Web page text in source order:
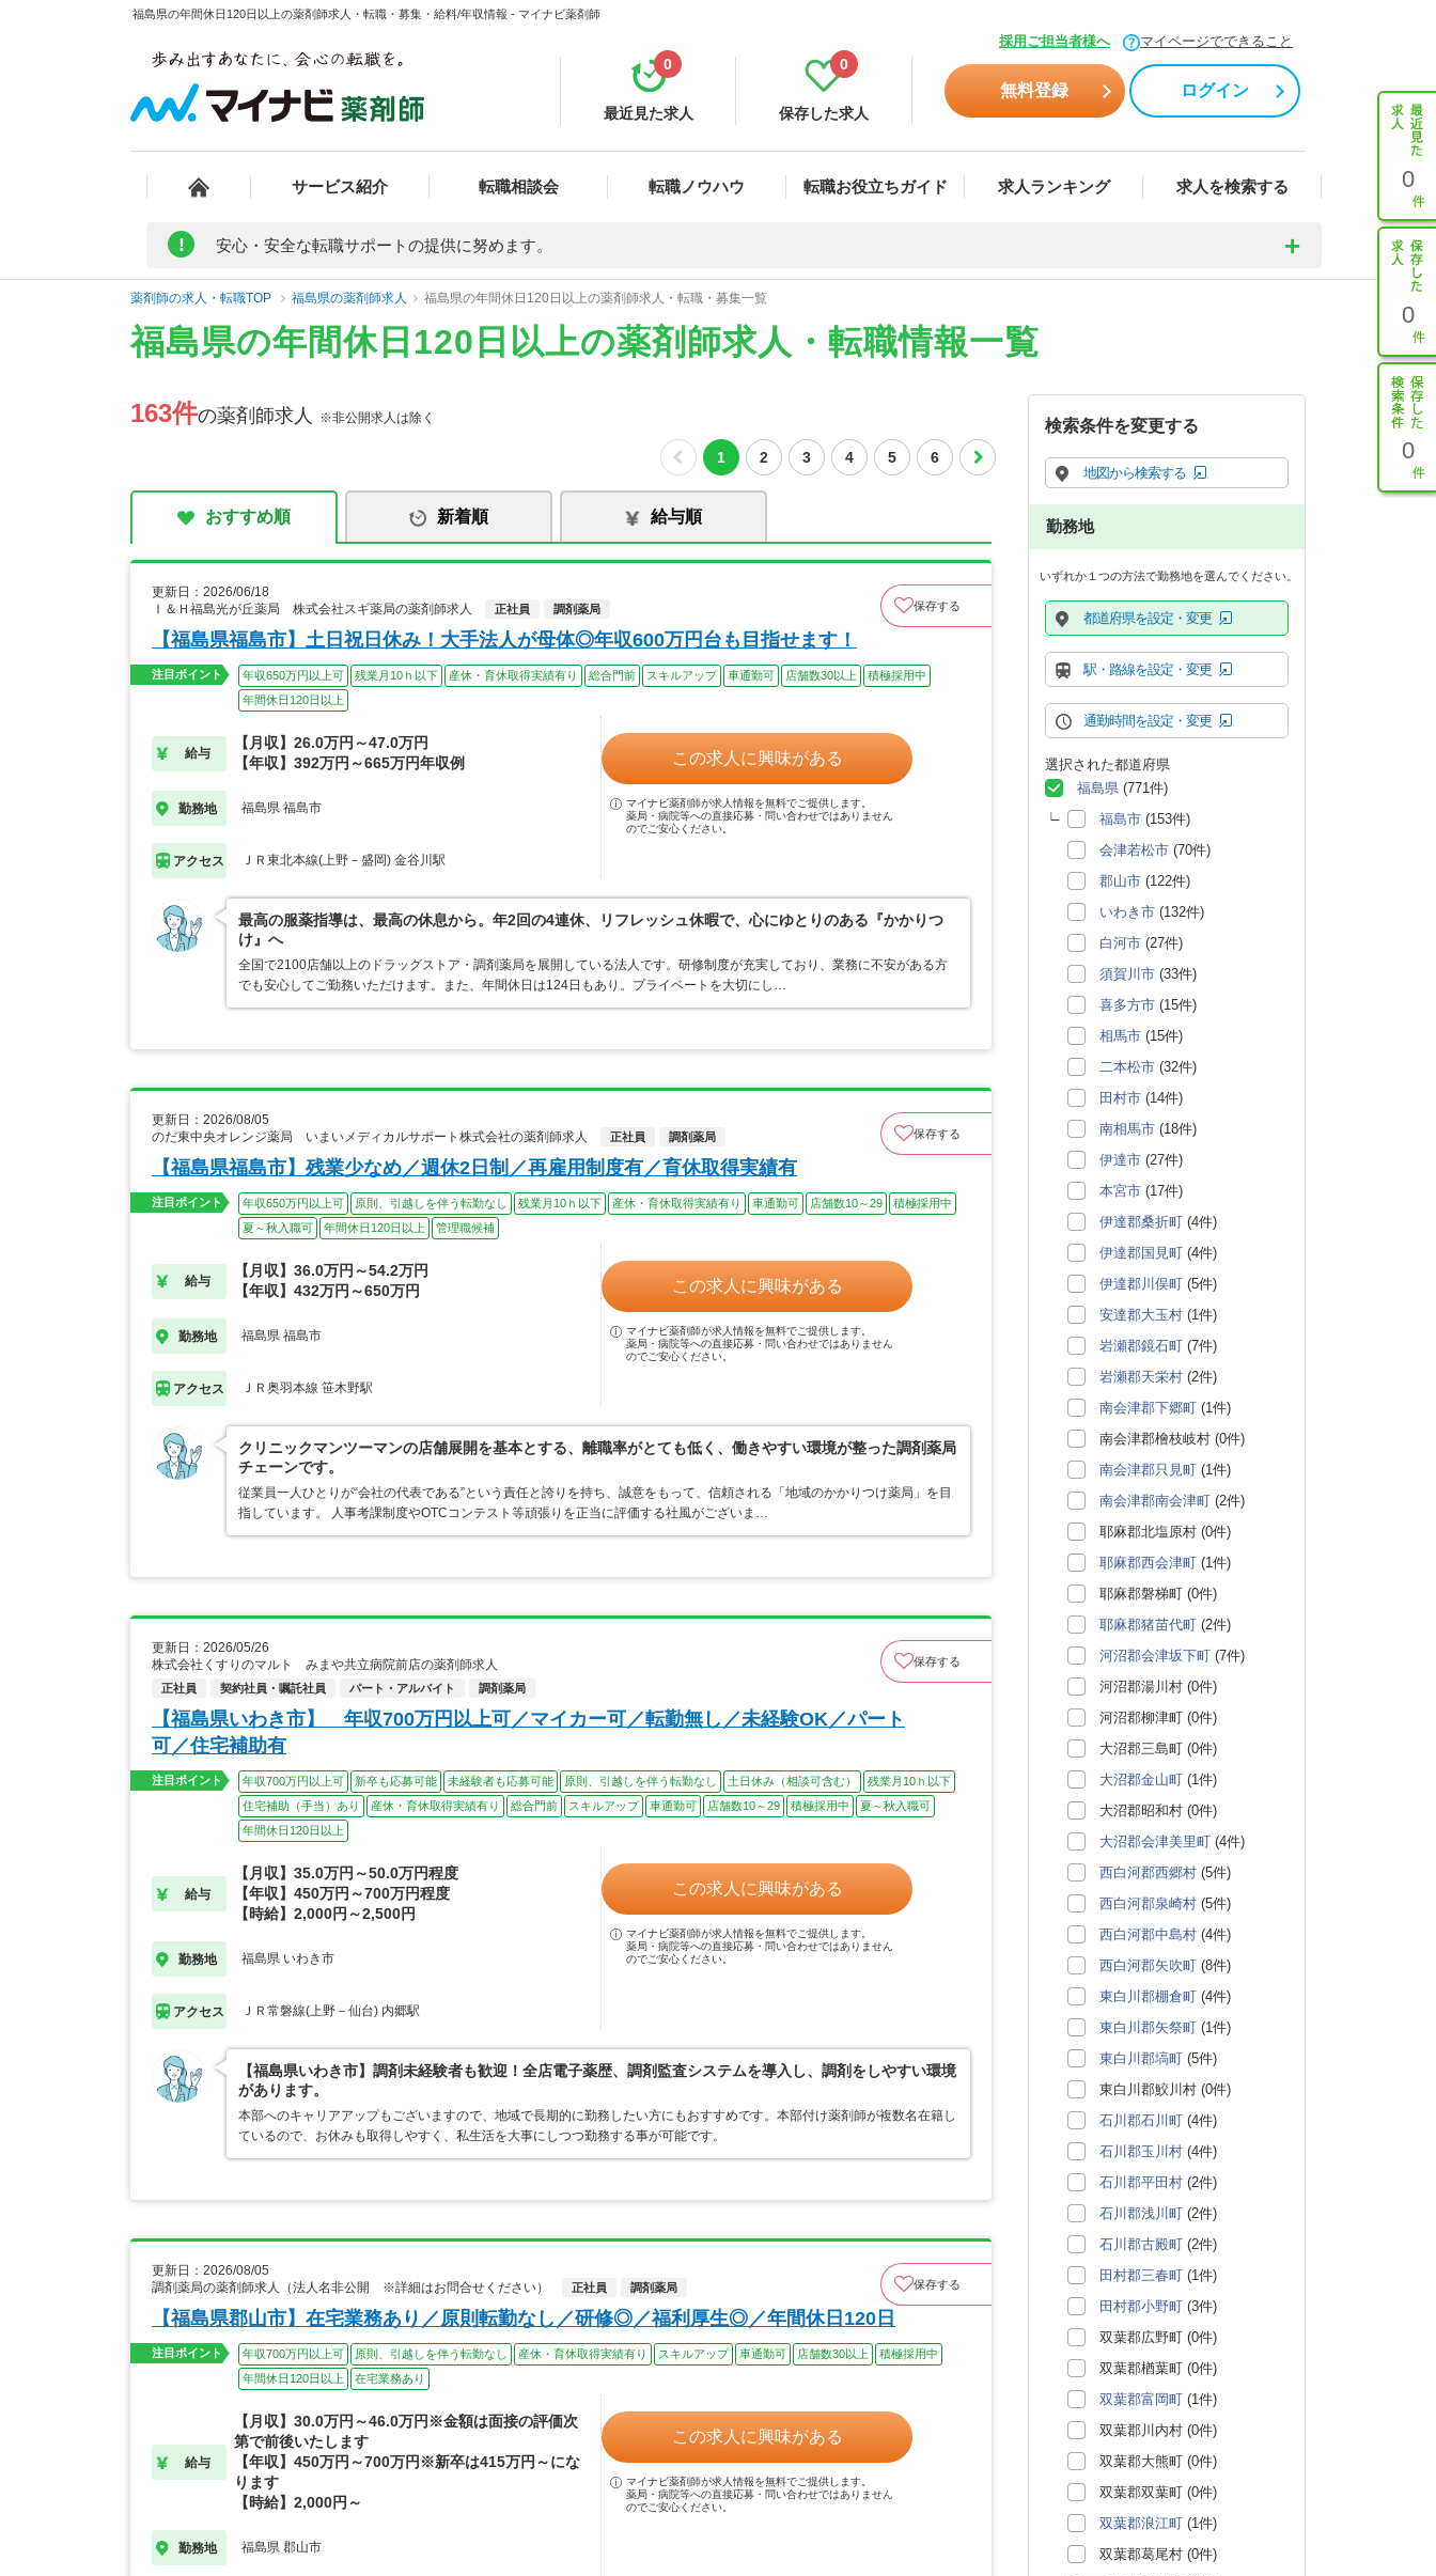
福島県の年間休日120日以上の薬剤師求人・転職・募集・給料/年収情報 - マイナビ薬剤師
採用ご担当者様へ マイページでできること
最近見た求人
0
保存した求人
0
無料登録 ログイン
サービス紹介 転職相談会 転職ノウハウ 転職お役立ちガイド 求人ランキング 求人を検索する 0
0
0
! 安心・安全な転職サポートの提供に努めます。
薬剤師の求人・転職TOP 福島県の薬剤師求人 福島県の年間休日120日以上の薬剤師求人・転職・募集一覧
福島県の年間休日120日以上の薬剤師求人・転職情報一覧
163件の薬剤師求人 ※非公開求人は除く
1 2 3 4 5 6
おすすめ順 新着順 給与順
更新日：2026/06/18
Ｉ＆Ｈ福島光が丘薬局 株式会社スギ薬局の薬剤師求人
正社員 調剤薬局 保存する
【福島県福島市】土日祝日休み！大手法人が母体◎年収600万円台も目指せます！
注目ポイント 年収650万円以上可 残業月10ｈ以下 産休・育休取得実績有り 総合門前 スキルアップ 車通勤可 店舗数30以上
積極採用中
年間休日120日以上
給与
【月収】26.0万円～47.0万円
【年収】392万円～665万円年収例
勤務地 福島県 福島市
アクセス ＪＲ東北本線(上野－盛岡) 金谷川駅
この求人に興味がある
マイナビ薬剤師が求人情報を無料でご提供します。
薬局・病院等への直接応募・問い合わせではありません
のでご安心ください。
最高の服薬指導は、最高の休息から。年2回の4連休、リフレッシュ休暇で、心にゆとりのある『かかりつ
け』へ
全国で2100店舗以上のドラッグストア・調剤薬局を展開している法人です。研修制度が充実しており、業務に不安がある方
でも安心してご勤務いただけます。また、年間休日は124日もあり。プライベートを大切にし…
更新日：2026/08/05
のだ東中央オレンジ薬局 いまいメディカルサポート株式会社の薬剤師求人
正社員 調剤薬局 保存する
【福島県福島市】残業少なめ／週休2日制／再雇用制度有／育休取得実績有
注目ポイント 年収650万円以上可 原則、引越しを伴う転勤なし 残業月10ｈ以下 産休・育休取得実績有り 車通勤可 店舗数10～29
積極採用中
夏～秋入職可
年間休日120日以上 管理職候補
給与
【月収】36.0万円～54.2万円
【年収】432万円～650万円
勤務地 福島県 福島市
アクセス ＪＲ奥羽本線 笹木野駅
この求人に興味がある
マイナビ薬剤師が求人情報を無料でご提供します。
薬局・病院等への直接応募・問い合わせではありません
のでご安心ください。
クリニックマンツーマンの店舗展開を基本とする、離職率がとても低く、働きやすい環境が整った調剤薬局
チェーンです。
従業員一人ひとりが“会社の代表である”という責任と誇りを持ち、誠意をもって、信頼される「地域のかかりつけ薬局」を目
指しています。 人事考課制度やOTCコンテスト等頑張りを正当に評価する社風がございま…
更新日：2026/05/26
株式会社くすりのマルト みまや共立病院前店の薬剤師求人
正社員 契約社員・嘱託社員 パート・アルバイト 調剤薬局
保存する
【福島県いわき市】 年収700万円以上可／マイカー可／転勤無し／未経験OK／パート
可／住宅補助有
注目ポイント 年収700万円以上可 新卒も応募可能 未経験者も応募可能 原則、引越しを伴う転勤なし 土日休み（相談可含む）
残業月10ｈ以下
住宅補助（手当）あり
産休・育休取得実績有り 総合門前 スキルアップ 車通勤可 店舗数10～29 積極採用中
夏～秋入職可
年間休日120日以上
給与
【月収】35.0万円～50.0万円程度
【年収】450万円～700万円程度
【時給】2,000円～2,500円
勤務地 福島県 いわき市
アクセス ＪＲ常磐線(上野－仙台) 内郷駅
この求人に興味がある
マイナビ薬剤師が求人情報を無料でご提供します。
薬局・病院等への直接応募・問い合わせではありません
のでご安心ください。
【福島県いわき市】調剤未経験者も歓迎！全店電子薬歴、調剤監査システムを導入し、調剤をしやすい環境
があります。
本部へのキャリアアップもございますので、地域で長期的に勤務したい方にもおすすめです。本部付け薬剤師が複数名在籍し
ているので、お休みも取得しやすく、私生活を大事にしつつ勤務する事が可能です。
更新日：2026/08/05
調剤薬局の薬剤師求人（法人名非公開 ※詳細はお問合せください）
正社員 調剤薬局 保存する
【福島県郡山市】在宅業務あり／原則転勤なし／研修◎／福利厚生◎／年間休日120日
注目ポイント 年収700万円以上可 原則、引越しを伴う転勤なし 産休・育休取得実績有り スキルアップ 車通勤可 店舗数30以上
積極採用中
年間休日120日以上
在宅業務あり
給与
【月収】30.0万円～46.0万円※金額は面接の評価次
第で前後いたします
【年収】450万円～700万円※新卒は415万円～にな
ります
【時給】2,000円～
勤務地 福島県 郡山市
この求人に興味がある
マイナビ薬剤師が求人情報を無料でご提供します。
薬局・病院等への直接応募・問い合わせではありません
のでご安心ください。
検索条件を変更する
地図から検索する
勤務地
いずれか１つの方法で勤務地を選んでください。
都道府県を設定・変更
駅・路線を設定・変更
通勤時間を設定・変更
選択された都道府県
福島県 (771件)
福島市 (153件)
会津若松市 (70件)
郡山市 (122件)
いわき市 (132件)
白河市 (27件)
須賀川市 (33件)
喜多方市 (15件)
相馬市 (15件)
二本松市 (32件)
田村市 (14件)
南相馬市 (18件)
伊達市 (27件)
本宮市 (17件)
伊達郡桑折町 (4件)
伊達郡国見町 (4件)
伊達郡川俣町 (5件)
安達郡大玉村 (1件)
岩瀬郡鏡石町 (7件)
岩瀬郡天栄村 (2件)
南会津郡下郷町 (1件)
南会津郡檜枝岐村 (0件)
南会津郡只見町 (1件)
南会津郡南会津町 (2件)
耶麻郡北塩原村 (0件)
耶麻郡西会津町 (1件)
耶麻郡磐梯町 (0件)
耶麻郡猪苗代町 (2件)
河沼郡会津坂下町 (7件)
河沼郡湯川村 (0件)
河沼郡柳津町 (0件)
大沼郡三島町 (0件)
大沼郡金山町 (1件)
大沼郡昭和村 (0件)
大沼郡会津美里町 (4件)
西白河郡西郷村 (5件)
西白河郡泉崎村 (5件)
西白河郡中島村 (4件)
西白河郡矢吹町 (8件)
東白川郡棚倉町 (4件)
東白川郡矢祭町 (1件)
東白川郡塙町 (5件)
東白川郡鮫川村 (0件)
石川郡石川町 (4件)
石川郡玉川村 (4件)
石川郡平田村 (2件)
石川郡浅川町 (2件)
石川郡古殿町 (2件)
田村郡三春町 (1件)
田村郡小野町 (3件)
双葉郡広野町 (0件)
双葉郡楢葉町 (0件)
双葉郡富岡町 (1件)
双葉郡川内村 (0件)
双葉郡大熊町 (0件)
双葉郡双葉町 (0件)
双葉郡浪江町 (1件)
双葉郡葛尾村 (0件)